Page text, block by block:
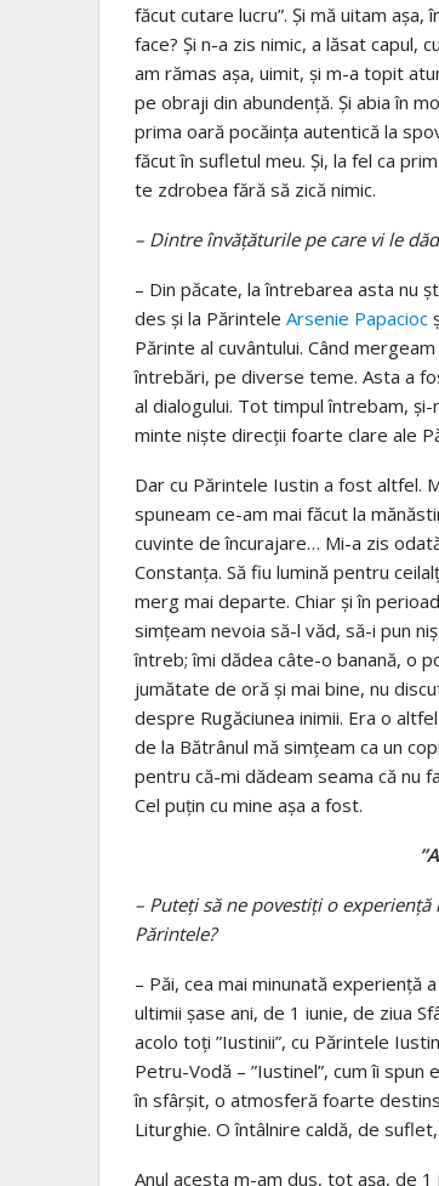
făcut cutare lucru”. Şi mă uitam
face? Şi n-a zis nimic, a lăsat capul,
am rămas aşa, uimit, şi m-a topit
pe obraji din abundenţă. Şi abia în
prima oară pocăinţa autentică la
făcut în sufletul meu. Şi, la fel ca
te zdrobea fără să zică nimic.
– Dintre învăţăturile pe care vi le
– Din păcate, la întrebarea asta nu
des şi la Părintele Arsenie Papacioc
Părinte al cuvântului. Când
întrebări, pe diverse teme. Asta a
al dialogului. Tot timpul întrebam,
minte nişte direcţii foarte clare ale
Dar cu Părintele Iustin a fost altfel.
spuneam ce-am mai făcut la
cuvinte de încurajare… Mi-a zis
Constanţa. Să fiu lumină pentru
merg mai departe. Chiar şi în
simţeam nevoia să-l văd, să-i pun
întreb; îmi dădea câte-o banană, o
jumătate de oră şi mai bine, nu
despre Rugăciunea inimii. Era o
de la Bătrânul mă simţeam ca un
pentru că-mi dădeam seama că nu
Cel puţin cu mine aşa a fost.
– Puteți să ne povestiți o
Părintele?
– Păi, cea mai minunată experiență
ultimii șase ani, de 1 iunie, de ziua
acolo toți ”Iustinii”, cu Părintele
Petru-Vodă – ”Iustinel”, cum îi spun
în sfârșit, o atmosferă foarte
Liturghie. O întâlnire caldă, de
Anul acesta m-am dus, tot așa, de 1